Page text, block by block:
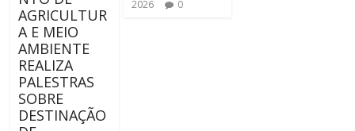
AGRICULTUR
A E MEIO
AMBIENTE
REALIZA
PALESTRAS
SOBRE
DESTINAÇÃO
2026
0